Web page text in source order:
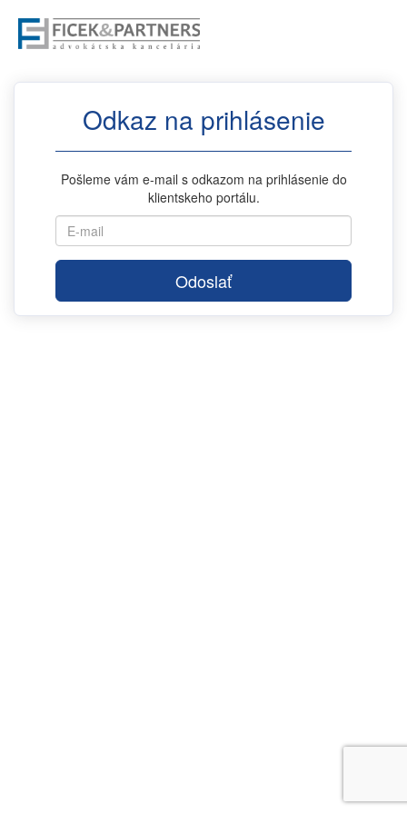
Odkaz na prihlásenie
Pošleme vám e-mail s odkazom na prihlásenie do
klientskeho portálu.